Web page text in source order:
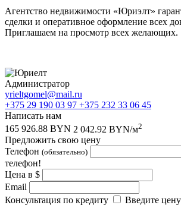
Агентство недвижимости «Юриэлт»
сделки и оперативное оформление всех
Приглашаем на просмотр всех желающих.
Администратор
yrieltgomel@mail.ru
+375 29 190 03 97 +375 232 33 06 45
Написать нам
165 926.88 BYN 2 042.92 BYN/м2
Предложить свою цену
Телефон (обязательно)
телефон!
Цена в $
Email
Консультация по кредиту
Введите